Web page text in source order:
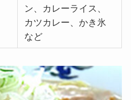
ン、カレーライス、
カツカレー、かき氷
など